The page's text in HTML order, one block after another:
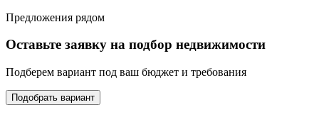
Предложения рядом
Оставьте заявку на подбор недвижимости
Подберем вариант под ваш бюджет и требования
Подобрать вариант